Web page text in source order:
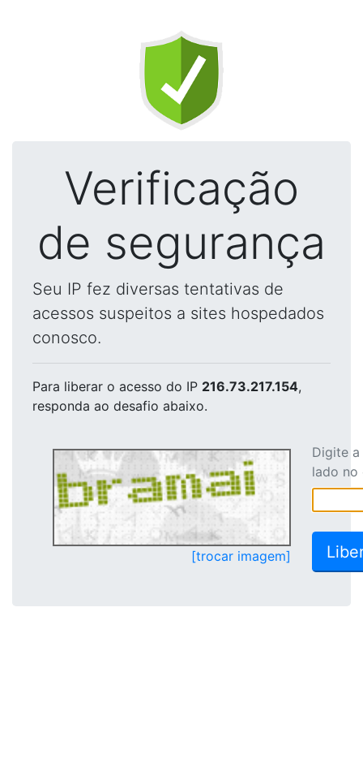
Verificação
de segurança
Seu IP fez diversas tentativas de
acessos suspeitos a sites hospedados
conosco.
Para liberar o acesso do IP 216.73.217.154,
responda ao desafio abaixo.
[trocar imagem]
Digite
lado no